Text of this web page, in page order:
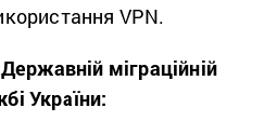
VPN.
міграційній
України: